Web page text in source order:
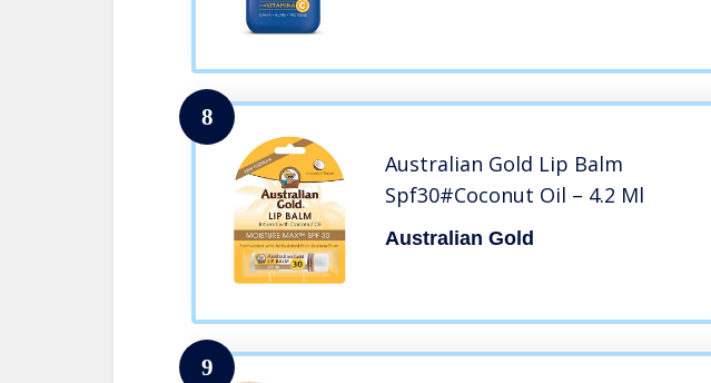
8
Australian Gold Lip Balm
Spf30#Coconut Oil – 4.2 Ml
Australian Gold
9